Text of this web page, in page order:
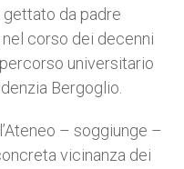
gettato da padre
corso dei decenni
universitario
Bergoglio.
– soggiunge –
vicinanza dei